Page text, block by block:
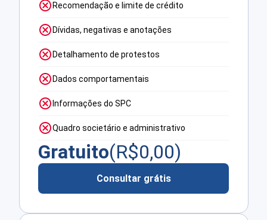
Recomendação e limite de crédito
Dívidas, negativas e anotações
Detalhamento de protestos
Dados comportamentais
Informações do SPC
Quadro societário e administrativo
Gratuito(R$0,00)
Consultar grátis